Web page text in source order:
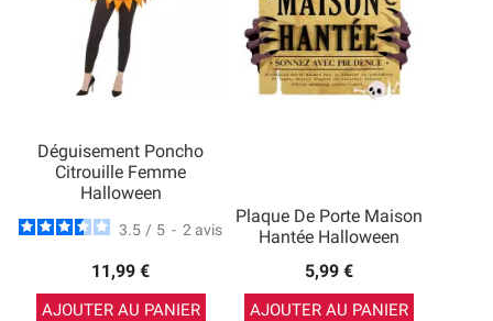
Déguisement Poncho
Citrouille Femme
Halloween
3.5 / 5 - 2 avis
11,99 €
AJOUTER AU PANIER
Plaque De Porte Maison
Hantée Halloween
5,99 €
AJOUTER AU PANIER